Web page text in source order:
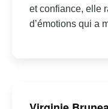
et confiance, elle
d’émotions qui a